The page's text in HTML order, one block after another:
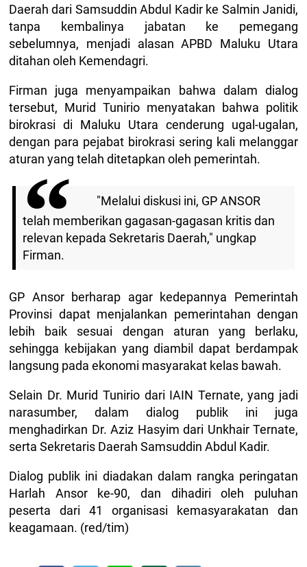
Daerah dari Samsuddin Abdul Kadir ke Salmin Janidi,
tanpa kembalinya jabatan ke pemegang
sebelumnya, menjadi alasan APBD Maluku Utara
ditahan oleh Kemendagri.
Firman juga menyampaikan bahwa dalam dialog
tersebut, Murid Tunirio menyatakan bahwa politik
birokrasi di Maluku Utara cenderung ugal-ugalan,
dengan para pejabat birokrasi sering kali melanggar
aturan yang telah ditetapkan oleh pemerintah.
"Melalui diskusi ini, GP ANSOR
telah memberikan gagasan-gagasan kritis dan
relevan kepada Sekretaris Daerah," ungkap
Firman.
GP Ansor berharap agar kedepannya Pemerintah
Provinsi dapat menjalankan pemerintahan dengan
lebih baik sesuai dengan aturan yang berlaku,
sehingga kebijakan yang diambil dapat berdampak
langsung pada ekonomi masyarakat kelas bawah.
Selain Dr. Murid Tunirio dari IAIN Ternate, yang jadi
narasumber, dalam dialog publik ini juga
menghadirkan Dr. Aziz Hasyim dari Unkhair Ternate,
serta Sekretaris Daerah Samsuddin Abdul Kadir.
Dialog publik ini diadakan dalam rangka peringatan
Harlah Ansor ke-90, dan dihadiri oleh puluhan
peserta dari 41 organisasi kemasyarakatan dan
keagamaan. (red/tim)